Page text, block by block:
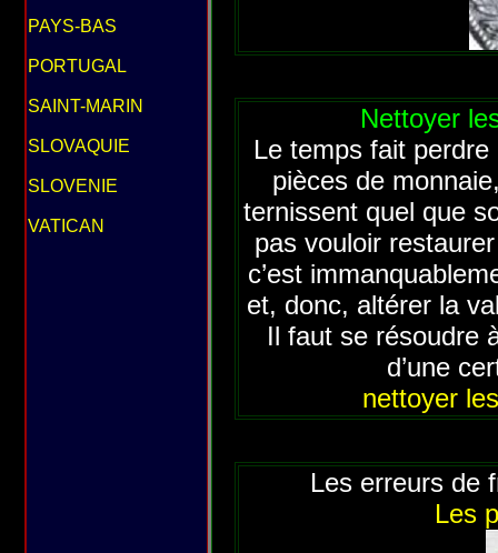
PAYS-BAS
PORTUGAL
SAINT-MARIN
SLOVAQUIE
SLOVENIE
VATICAN
Nettoyer
Le temps fait
pièces de
ternissent quel que
pas vouloir
c’est
et, donc, altérer la
Il faut se résoudre
d’une
nettoyer
Les erreurs de
Les